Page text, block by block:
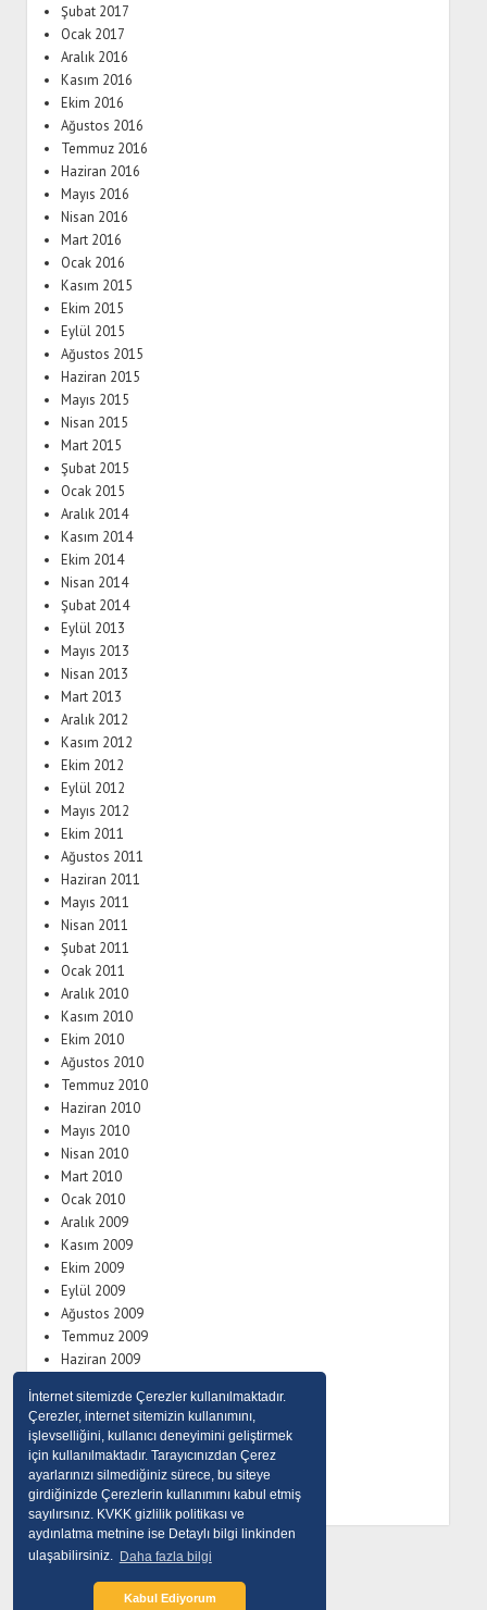
İnternet sitemizde Çerezler kullanılmaktadır.
Çerezler, internet sitemizin kullanımını,
işlevselliğini, kullanıcı deneyimini geliştirmek
için kullanılmaktadır. Tarayıcınızdan Çerez
ayarlarınızı silmediğiniz sürece, bu siteye
girdiğinizde Çerezlerin kullanımını kabul etmiş
sayılırsınız. KVKK gizlilik politikası ve
aydınlatma metnine ise Detaylı bilgi linkinden
ulaşabilirsiniz. Daha fazla bilgi
Kabul Ediyorum
Şubat 2017
Ocak 2017
Aralık 2016
Kasım 2016
Ekim 2016
Ağustos 2016
Temmuz 2016
Haziran 2016
Mayıs 2016
Nisan 2016
Mart 2016
Ocak 2016
Kasım 2015
Ekim 2015
Eylül 2015
Ağustos 2015
Haziran 2015
Mayıs 2015
Nisan 2015
Mart 2015
Şubat 2015
Ocak 2015
Aralık 2014
Kasım 2014
Ekim 2014
Nisan 2014
Şubat 2014
Eylül 2013
Mayıs 2013
Nisan 2013
Mart 2013
Aralık 2012
Kasım 2012
Ekim 2012
Eylül 2012
Mayıs 2012
Ekim 2011
Ağustos 2011
Haziran 2011
Mayıs 2011
Nisan 2011
Şubat 2011
Ocak 2011
Aralık 2010
Kasım 2010
Ekim 2010
Ağustos 2010
Temmuz 2010
Haziran 2010
Mayıs 2010
Nisan 2010
Mart 2010
Ocak 2010
Aralık 2009
Kasım 2009
Ekim 2009
Eylül 2009
Ağustos 2009
Temmuz 2009
Haziran 2009
Eylül 2008
Temmuz 2008
Haziran 2008
Nisan 2008